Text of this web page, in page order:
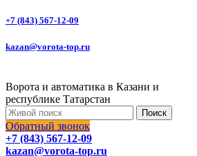
+7 (843) 567-12-09
kazan@vorota-top.ru
Ворота и автоматика в Казани и
республике Татарстан
Поиск
Обратный звонок
+7 (843) 567-12-09
kazan@vorota-top.ru